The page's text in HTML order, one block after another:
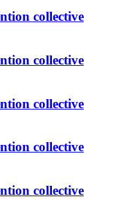
collective
collective
collective
collective
collective